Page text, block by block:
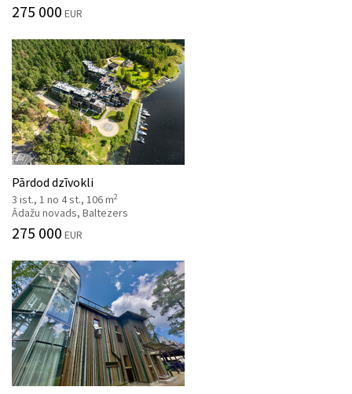
275 000 EUR
Pārdod dzīvokli
3 ist., 1 no 4 st., 106 m2
Ādažu novads, Baltezers
275 000 EUR